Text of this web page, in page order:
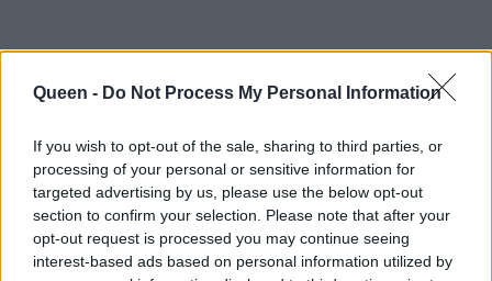
Queen - Do Not Process My Personal Information
If you wish to opt-out of the sale, sharing to third parties, or
processing of your personal or sensitive information for
targeted advertising by us, please use the below opt-out
section to confirm your selection. Please note that after your
opt-out request is processed you may continue seeing
interest-based ads based on personal information utilized by
Διαβάστε επίσης:
Έρευνα που σοκάρει: γιατί το πρωκτικό σεξ